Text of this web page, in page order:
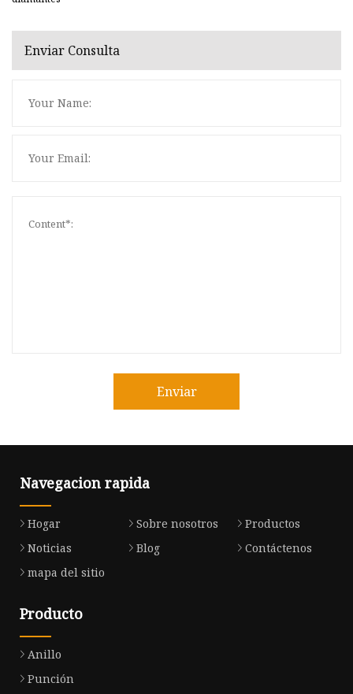
Enviar Consulta
Enviar
Navegacion rapida
Hogar Sobre nosotros
Productos
Noticias
Blog
Contáctenos
mapa del sitio
Producto
Anillo
Punción